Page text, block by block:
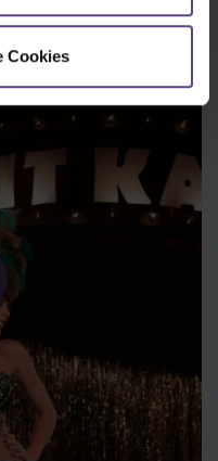
Cookies